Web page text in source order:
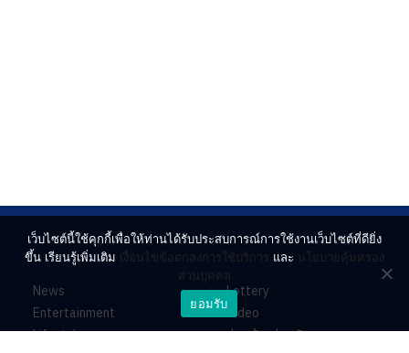
News
Entertainment
Lifestyle
Lottery
Video
ร่วมด้วยช่วยกัน
เว็บไซต์นี้ใช้คุกกี้เพื่อให้ท่านได้รับประสบการณ์การใช้งานเว็บไซต์ที่ดียิ่ง
ขึ้น เรียนรู้เพิ่มเติม เงื่อนไขข้อตกลงการใช้บริการ และ นโยบายคุ้มครอง
ส่วนบุคคล
ยอมรับ